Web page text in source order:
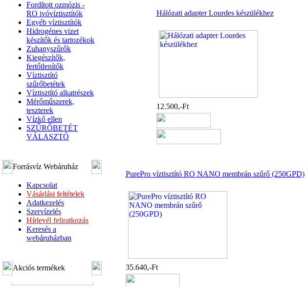
Fordított ozmózis -
RO ivóvíztisztítók
Egyéb víztisztítók
Hidrogénes vizet
készítők és tartozékok
Zuhanyszűrők
Kiegészítők,
fertőtlenítők
Víztisztító
szűrőbetétek
Víztisztító alkatrészek
Mérőműszerek,
teszterek
Vízkő ellen
SZŰRŐBETÉT
VÁLASZTÓ
Forrásvíz Webáruház
Kapcsolat
Vásárlási feltételek
Adatkezelés
Szervízelés
Hírlevél feliratkozás
Keresés a
webáruházban
Akciós termékek
Hálózati adapter Lourdes készülékhez
12.500,-Ft
PurePro víztisztító RO NANO membrán szűrő (250GPD)
35.640,-Ft